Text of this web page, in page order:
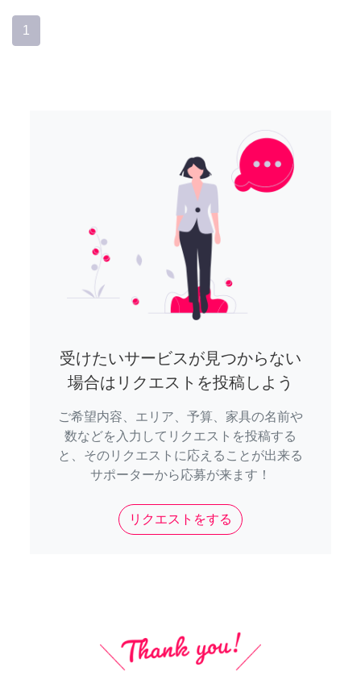
1
受けたいサービスが見つからない
場合はリクエストを投稿しよう
ご希望内容、エリア、予算、家具の名前や
数などを入力してリクエストを投稿する
と、そのリクエストに応えることが出来る
サポーターから応募が来ます！
リクエストをする